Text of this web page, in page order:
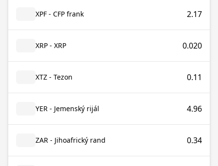
XPF - CFP frank 2.17
XRP - XRP 0.020
XTZ - Tezon 0.11
YER - Jemenský rijál 4.96
ZAR - Jihoafrický rand 0.34